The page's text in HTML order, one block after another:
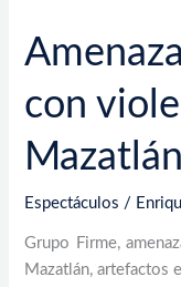
con
Mazatlán
Espectáculos /
Grupo Firme,
Mazatlán, artefactos